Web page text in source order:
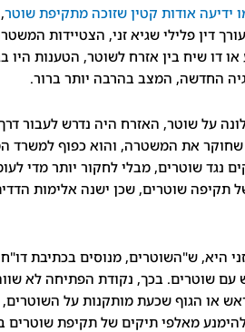
ידיעה אודות קטין שזוכה מתקיפת שוטר
דין פלילי שגיא זני, הצטיידות
דו שיח בין אזרח לשוטר, הטענות היו
החדשה, המצב בהרבה יותר ברור.
על שוטר, האזרח היה נדרש לעבור
שחוקר את המשטרה, והוא כפוף למשרד
נגד שוטרים, מבלי לחקור יותר מדי
תקיפה שוטרים, שכן ישנה אלימות
היא, ש"השוטרים, מנוסים בכתיבת
עם שוטרים. בכך, נקודת הפתיחה לא
או הגוף שכעת מותקנות על
מאלפי תיקים של תקיפת